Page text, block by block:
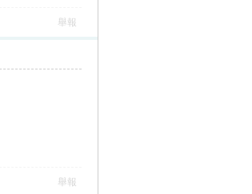
舉報
舉報